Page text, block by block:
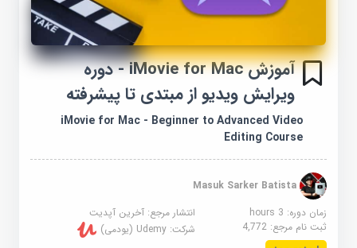
آموزش iMovie for Mac - دوره
ویرایش ویدیو از مبتدی تا پیشرفته
iMovie for Mac - Beginner to Advanced Video
Editing Course
Masuk Sarker Batista
زمان دوره: 3 hours
انتشار مرجع:آخرین آپدیت
ثبت نام مرجع:4,772 شرکت:Udemy (یودمی)